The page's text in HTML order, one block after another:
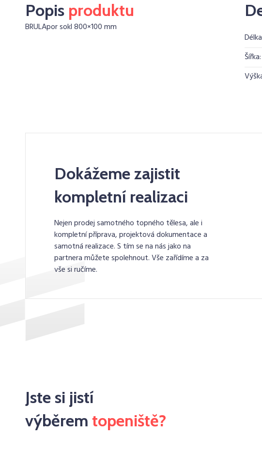
Popis produktu
BRULApor sokl 800×100 mm
Šířka:
Dokážeme zajistit
kompletní realizaci
Nejen prodej samotného topného tělesa, ale i
kompletní příprava, projektová dokumentace a
samotná realizace. S tím se na nás jako na
partnera můžete spolehnout. Vše zařídíme a za
vše si ručíme.
Jste si jistí
výběrem topeniště?